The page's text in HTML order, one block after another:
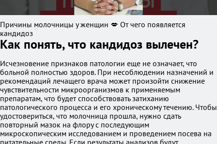
Причины молочницы у женщин 💋 От чего появляется
кандидоз
Как понять, что кандидоз вылечен?
Исчезновение признаков патологии еще не означает, что
больной полностью здоров. При несоблюдении назначений и
рекомендаций лечащего врача может произойти снижение
чувствительности микроорганизмов к применяемым
препаратам, что будет способствовать затиханию
патологического процесса и его хроническому течению. Чтобы
удостовериться, что молочница прошла, нужно сдать
повторный мазок на флору с последующим
микроскопическим исследованием и проведением посева на
питательные среды. Если результаты анализов будут